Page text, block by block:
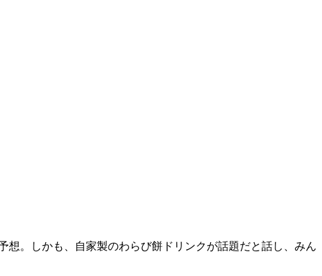
。しかも、自家製のわらび餅ドリンクが話題だと話し、みん